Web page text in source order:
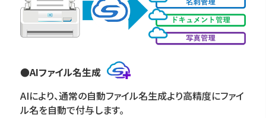
●AIファイル名生成
AIにより、通常の自動ファイル名生成より高精度にファイ
ル名を自動で付与します。